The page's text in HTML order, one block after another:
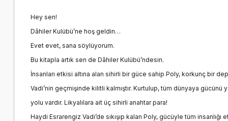
Hey sen!
Dâhiler Kulübü’ne hoş geldin…
Evet evet, sana söylüyorum.
Bu kitapla artık sen de Dâhiler Kulübü’ndesin.
İnsanları etkisi altına alan sihirli bir güce sahip Poly, korkunç bir
Vadi’nin geçmişinde kilitli kalmıştır. Kurtulup, tüm dünyaya gücünü
yolu vardır. Likyalılara ait üç sihirli anahtar para!
Haydi Esrarengiz Vadi’de sıkışıp kalan Poly, gücüyle tüm insanlığı